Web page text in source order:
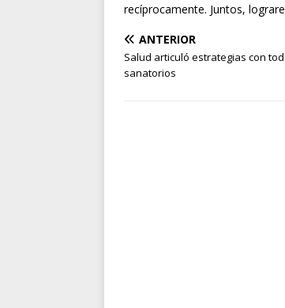
recíprocamente. Juntos,
ANTERIOR
Salud articuló estrategias con
sanatorios